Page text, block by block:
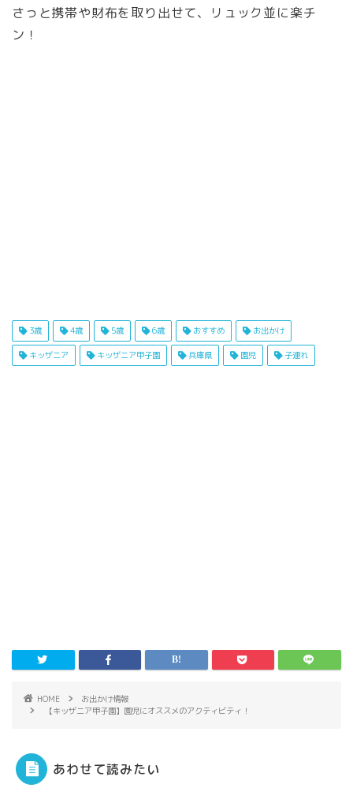
さっと携帯や財布を取り出せて、リュック並に楽チ
ン！
3歳 4歳 5歳 6歳 おすすめ お出かけ
キッザニア キッザニア甲子園 兵庫県 園児 子連れ
HOME
お出かけ情報
【キッザニア甲子園】園児にオススメのアクティビティ！
あわせて読みたい